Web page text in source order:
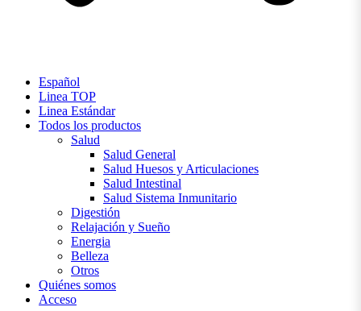
Español
Linea TOP
Linea Estándar
Todos los productos
Salud
Salud General
Salud Huesos y Articulaciones
Salud Intestinal
Salud Sistema Inmunitario
Digestión
Relajación y Sueño
Energia
Belleza
Otros
Quiénes somos
Acceso